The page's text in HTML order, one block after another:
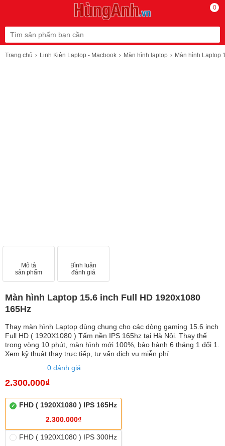
0
Trang chủ Linh Kiện Laptop - Macbook Màn hình laptop Màn hình Laptop
Mô tả
sản phẩm
Bình luận
đánh giá
Màn hình Laptop 15.6 inch Full HD 1920x1080
165Hz
Thay màn hình Laptop dùng chung cho các dòng gaming 15.6 inch
Full HD ( 1920X1080 ) Tấm nền IPS 165hz tại Hà Nội. Thay thế
trong vòng 10 phút, màn hình mới 100%, bảo hành 6 tháng 1 đổi 1.
Xem kỹ thuật thay trực tiếp, tư vấn dịch vụ miễn phí
0 đánh giá
2.300.000₫
FHD ( 1920X1080 ) IPS 165Hz
2.300.000₫
FHD ( 1920X1080 ) IPS 300Hz